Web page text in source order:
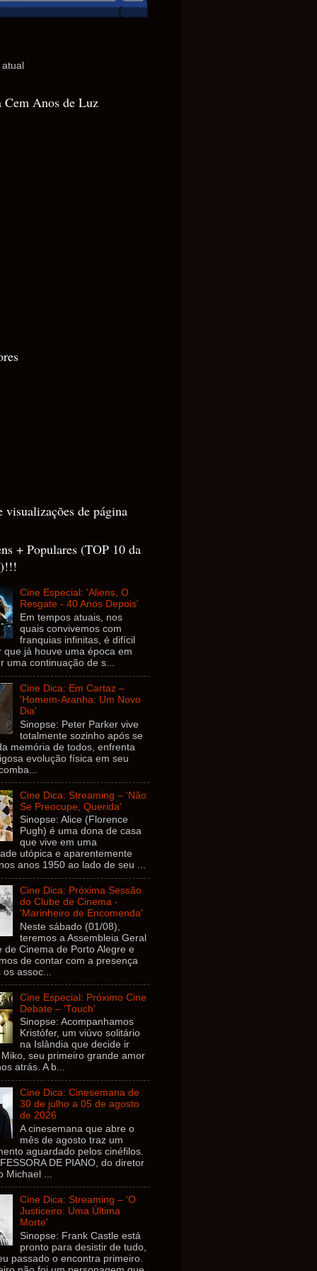
Cem Anos de Luz
visualizações de página
+ Populares (TOP 10 da
Cine Especial: 'Aliens, O
Resgate - 40 Anos Depois'
Em tempos atuais, nos
quais convivemos com
franquias infinitas, é difícil
que já houve uma época em
uma continuação de s...
Cine Dica: Em Cartaz –
'Homem-Aranha: Um Novo
Dia'
Sinopse: Peter Parker vive
totalmente sozinho após se
memória de todos, enfrenta
evolução física em seu
Cine Dica: Streaming – 'Não
Se Preocupe, Querida'
Sinopse: Alice (Florence
Pugh) é uma dona de casa
que vive em uma
utópica e aparentemente
anos 1950 ao lado de seu ...
Cine Dica: Próxima Sessão
do Clube de Cinema -
'Marinheiro de Encomenda'
Neste sábado (01/08),
teremos a Assembleia Geral
de Cinema de Porto Alegre e
de contar com a presença
assoc...
Cine Especial: Próximo Cine
Debate – 'Touch'
Sinopse: Acompanhamos
Kristófer, um viúvo solitário
na Islândia que decide ir
seu primeiro grande amor
atrás. A b...
Cine Dica: Cinesemana de
30 de julho a 05 de agosto
de 2026
A cinesemana que abre o
mês de agosto traz um
aguardado pelos cinéfilos.
DE PIANO, do diretor
Michael ...
Cine Dica: Streaming – 'O
Justiceiro: Uma Última
Morte'
Sinopse: Frank Castle está
pronto para desistir de tudo,
passado o encontra primeiro.